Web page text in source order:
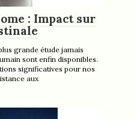
: Impact sur
grande étude jamais
sont enfin disponibles.
significatives pour nos
aux